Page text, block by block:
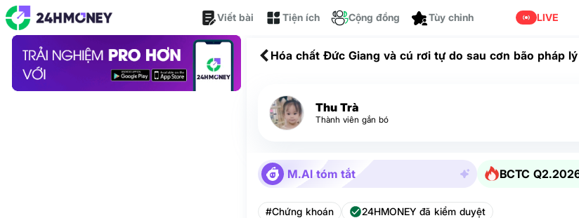
Viết bài Tiện ích Cộng đồng Tùy chỉnh LIVE
Hóa chất Đức Giang và cú rơi tự do sau cơn bão pháp lý
Thu Trà
Thành viên gắn bó
M.AI tóm tắt BCTC
#Chứng khoán 24HMONEY đã kiểm duyệt